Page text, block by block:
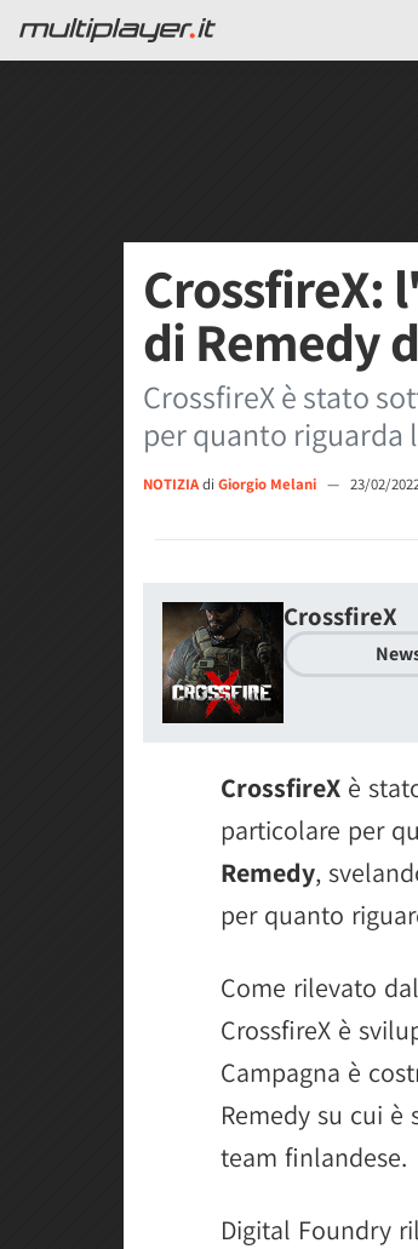
CrossfireX:
di Remedy
CrossfireX è stato
per quanto riguarda
NOTIZIAdi Giorgio Melani — 23/02/
CrossfireX
CrossfireX è
particolare per
Remedy,
per quanto
Come rilevato
CrossfireX è
Campagna è
Remedy su cui è
team finlandese.
Digital Foundry